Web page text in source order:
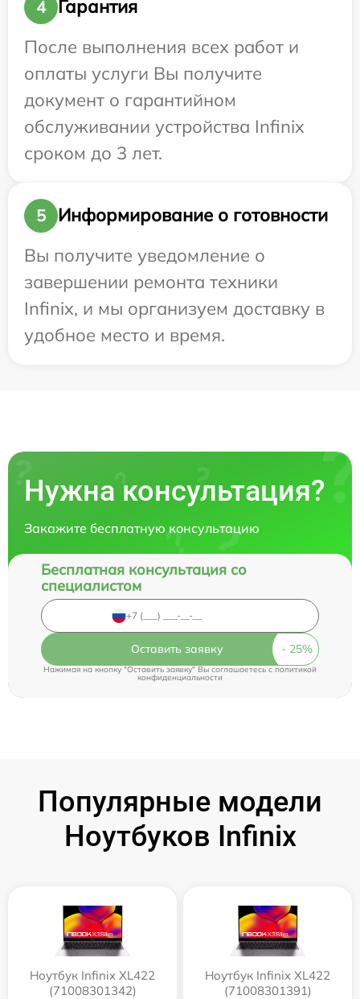
4
Гарантия
После выполнения всех работ и
оплаты услуги Вы получите
документ о гарантийном
обслуживании устройства Infinix
сроком до 3 лет.
5
Информирование о готовности
Вы получите уведомление о
завершении ремонта техники
Infinix, и мы организуем доставку в
удобное место и время.
Нужна консультация?
Закажите бесплатную консультацию
Бесплатная консультация со
специалистом
Оставить заявку
Нажимая на кнопку "Оставить заявку" Вы соглашаетесь cполитикой
конфиденциальности
Популярные модели
Ноутбуков Infinix
Ноутбук Infinix XL422
(71008301342)
Ноутбук Infinix XL422
(71008301391)